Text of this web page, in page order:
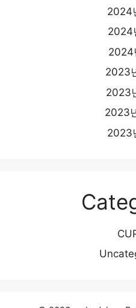
2024
2024
2024
2023
2023
2023
2023